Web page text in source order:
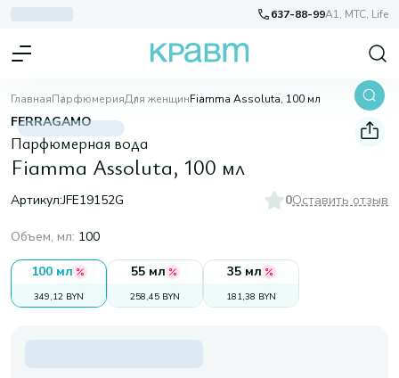
637-88-99A1, МТС, Life
ГлавнаяПарфюмерияДля женщинFiamma Assoluta, 100 мл
FERRAGAMO
Парфюмерная вода
Fiamma Assoluta, 100 мл
Артикул:JFE19152G 0Оставить отзыв
Объем, мл: 100
100 мл
349,12 BYN
55 мл
258,45 BYN
35 мл
181,38 BYN